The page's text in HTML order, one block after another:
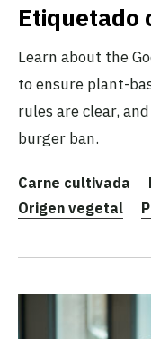
Etiquetado
Learn about the
to ensure plant-
rules are clear,
burger ban.
Carne cultivada
Origen vegetal